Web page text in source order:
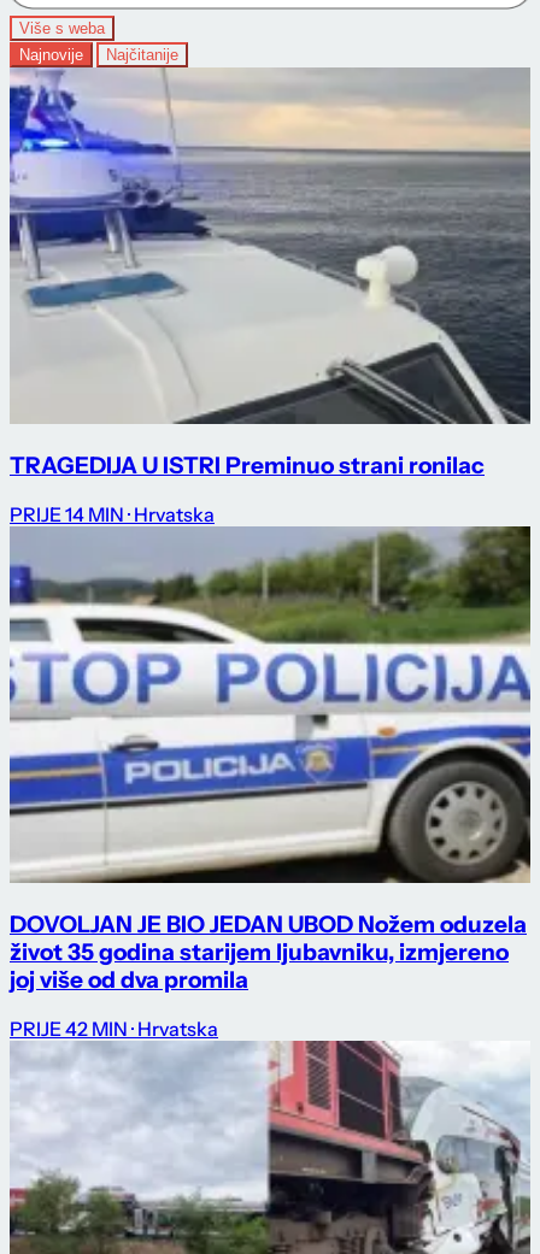
Više s weba
Najnovije
Najčitanije
TRAGEDIJA U ISTRI Preminuo strani ronilac
PRIJE 14 MIN · Hrvatska
DOVOLJAN JE BIO JEDAN UBOD Nožem oduzela
život 35 godina starijem ljubavniku, izmjereno
joj više od dva promila
PRIJE 42 MIN · Hrvatska